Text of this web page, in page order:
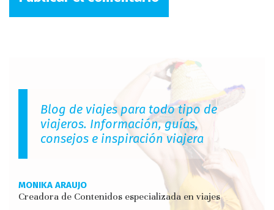
Blog de viajes para todo tipo de
viajeros. Información, guías,
consejos e inspiración viajera
MONIKA ARAUJO
Creadora de Contenidos especializada en viajes